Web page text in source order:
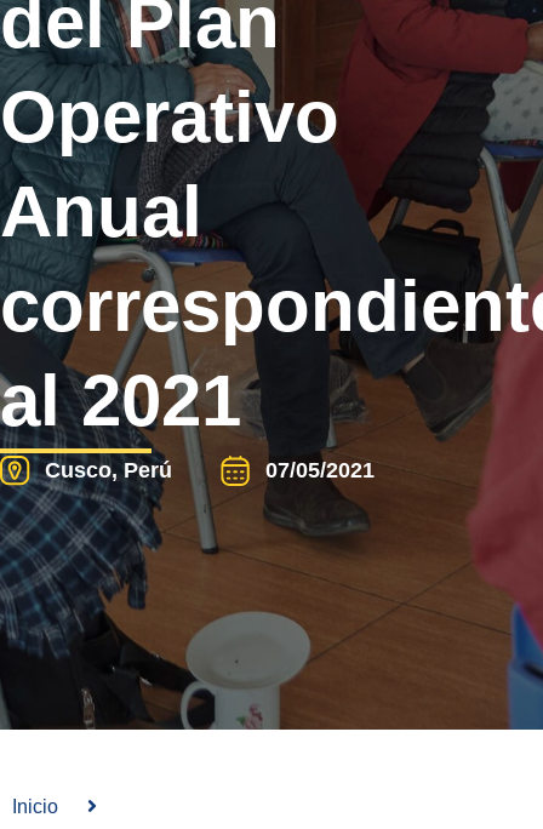
del Plan
Operativo
Anual
al 2021
Cusco, Perú 07/05/2021
Inicio